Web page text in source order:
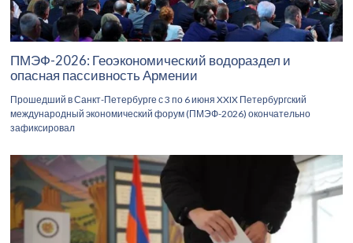
ПМЭФ-2026: Геоэкономический водораздел и
опасная пассивность Армении
Прошедший в Санкт-Петербурге с 3 по 6 июня XXIX Петербургский
международный экономический форум (ПМЭФ-2026) окончательно
зафиксировал